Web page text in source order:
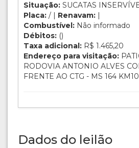
Situação: SUCATAS
Placa: / | Renavam:
Combustível: Não informado
Débitos: ()
Taxa adicional: R$ 1.465,20
Endereço para visitação:
RODOVIA ANTONIO ALVES
FRENTE AO CTG - MS 164 KM10
Dados do leilão